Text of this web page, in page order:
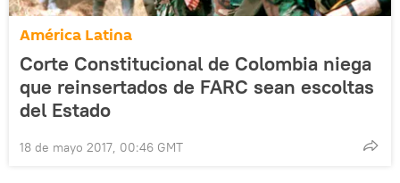
América Latina
Corte Constitucional de Colombia niega
que reinsertados de FARC sean escoltas
del Estado
18 de mayo 2017, 00:46 GMT